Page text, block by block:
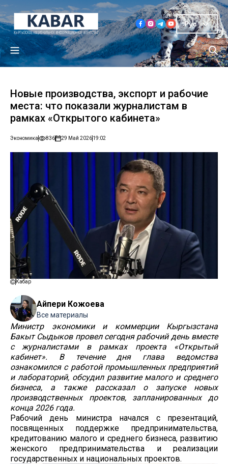
Рус
Новые производства, экспорт и рабочие
места: что показали журналистам в
рамках «Открытого кабинета»
Экономика 836 29 Май 202619:02
Кабар
Айпери Кожоева
Все материалы
Министр экономики и коммерции Кыргызстана
Бакыт Сыдыков провел сегодня рабочий день вместе
с журналистами в рамках проекта «Открытый
кабинет». В течение дня глава ведомства
ознакомился с работой промышленных предприятий
и лабораторий, обсудил развитие малого и среднего
бизнеса, а также рассказал о запуске новых
производственных проектов, запланированных до
конца 2026 года.
Рабочий день министра начался с презентаций,
посвященных поддержке предпринимательства,
кредитованию малого и среднего бизнеса, развитию
женского предпринимательства и реализации
государственных и национальных проектов.